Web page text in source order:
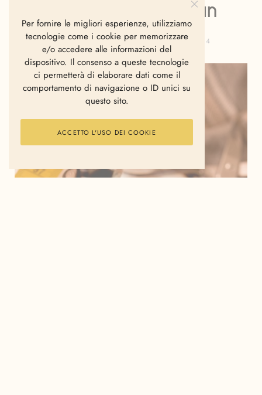
modern gentleman
GIANVITO FANELLI MAGGIO 20, 2014
Per fornire le migliori esperienze, utilizziamo
tecnologie come i cookie per memorizzare
e/o accedere alle informazioni del
dispositivo. Il consenso a queste tecnologie
ci permetterà di elaborare dati come il
comportamento di navigazione o ID unici su
questo sito.
ACCETTO L'USO DEI COOKIE